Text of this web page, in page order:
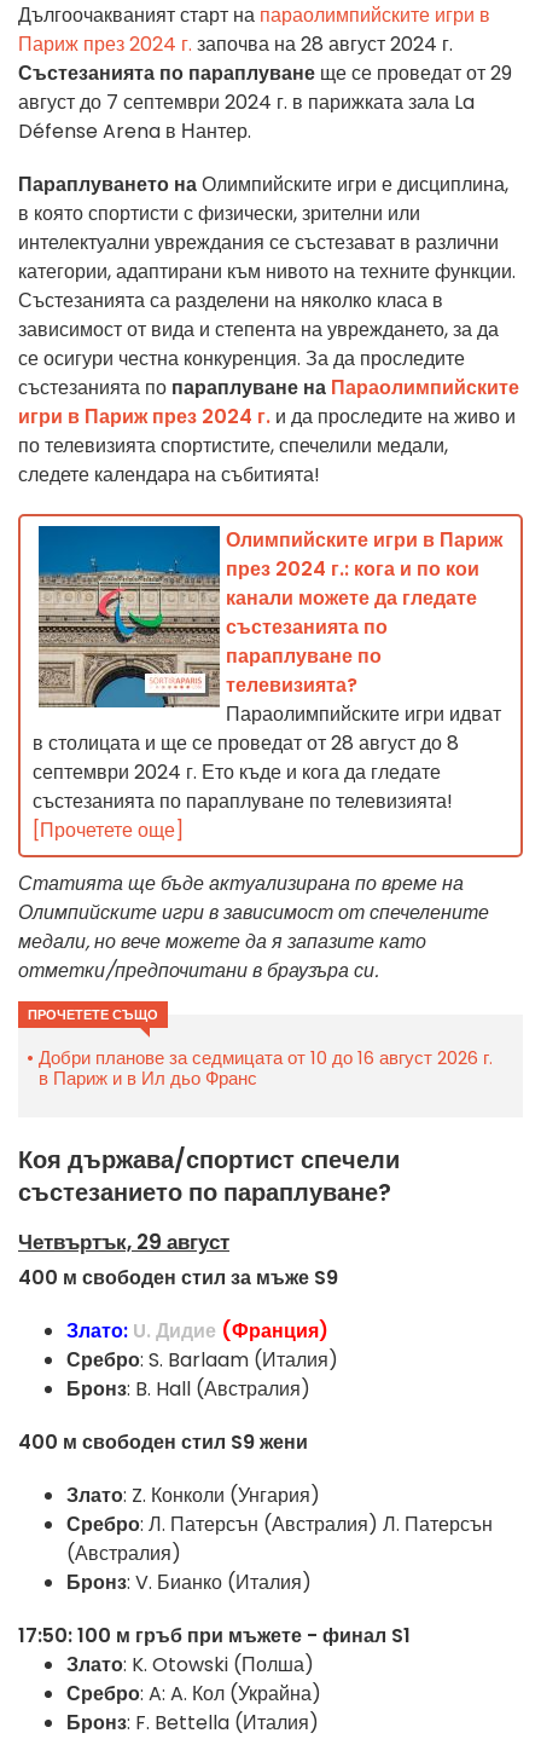
Дългоочакваният старт на параолимпийските игри в
Париж през 2024 г. започва на 28 август 2024 г.
Състезанията по параплуване ще се проведат от 29
август до 7 септември 2024 г. в парижката зала La
Défense Arena в Нантер.
Параплуването наОлимпийските игри е дисциплина,
в която спортисти с физически, зрителни или
интелектуални увреждания се състезават в различни
категории, адаптирани към нивото на техните функции.
Състезанията са разделени на няколко класа в
зависимост от вида и степента на увреждането, за да
се осигури честна конкуренция. За да проследите
състезанията по параплуване на Параолимпийските
игри в Париж през 2024 г. и да проследите на живо и
по телевизията спортистите, спечелили медали,
следете календара на събитията!
Олимпийските игри в Париж
през 2024 г.: кога и по кои
канали можете да гледате
състезанията по
параплуване по
телевизията?
Параолимпийските игри идват
в столицата и ще се проведат от 28 август до 8
септември 2024 г. Ето къде и кога да гледате
състезанията по параплуване по телевизията!
[Прочетете още]
Статията ще бъде актуализирана по време на
Олимпийските игри в зависимост от спечелените
медали, но вече можете да я запазите като
отметки/предпочитани в браузъра си.
ПРОЧЕТЕТЕ СЪЩО
Добри планове за седмицата от 10 до 16 август 2026 г.
в Париж и в Ил дьо Франс
Коя държава/спортист спечели
състезанието по параплуване?
Четвъртък, 29 август
400 м свободен стил за мъже S9
Злато: U. Дидие (Франция)
Сребро: S. Barlaam (Италия)
Бронз: B. Hall (Австралия)
400 м свободен стил S9 жени
Злато: Z. Конколи (Унгария)
Сребро: Л. Патерсън (Австралия) Л. Патерсън
(Австралия)
Бронз: V. Бианко (Италия)
17:50: 100 м гръб при мъжете - финал S1
Злато: K. Otowski (Полша)
Сребро: A: A. Кол (Украйна)
Бронз: F. Bettella (Италия)